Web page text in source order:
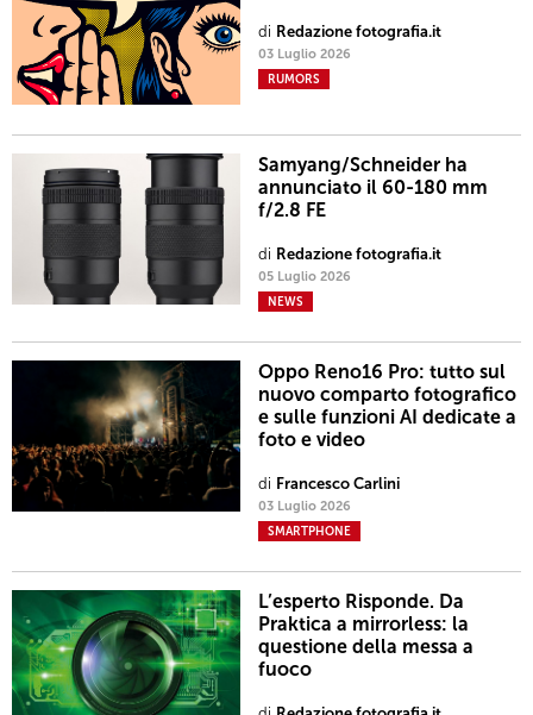
di Redazione fotografia.it
03 Luglio 2026
RUMORS
Samyang/Schneider ha
annunciato il 60-180 mm
f/2.8 FE
di Redazione fotografia.it
05 Luglio 2026
NEWS
Oppo Reno16 Pro: tutto sul
nuovo comparto fotografico
e sulle funzioni AI dedicate a
foto e video
di Francesco Carlini
03 Luglio 2026
SMARTPHONE
L’esperto Risponde. Da
Praktica a mirrorless: la
questione della messa a
fuoco